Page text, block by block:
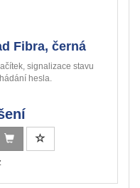
Fibra, černá
signalizace stavu
hesla.